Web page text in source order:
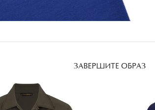
ЗАВЕРШИТЕ ОБРАЗ